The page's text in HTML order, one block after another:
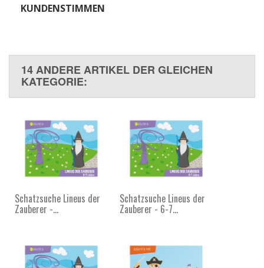
KUNDENSTIMMEN
14 ANDERE ARTIKEL DER GLEICHEN
KATEGORIE:
Schatzsuche Lineus der
Zauberer -...
Schatzsuche Lineus der
Zauberer - 6-7...